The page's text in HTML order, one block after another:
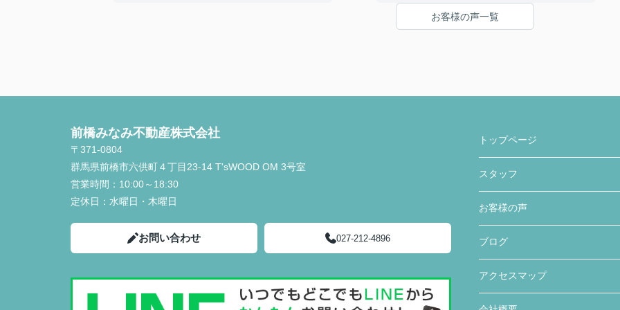
ました。本当にありがとうございました。
って相談にのっていただいたこと。
疑問点があった時にわかりやすく丁寧に説明を
していただいたこと。
住宅購入専用のLINEで連絡を取り合って、疑問
疑問点に対する返信が遅いことがなく、緊急性
のあるものはすぐ対応していただき助かりまし
住宅購入までの流れや進捗状況に応じてやるこ
とまとめたものを何度も更新し作っていただき
な複雑な手続きが円滑にでき助かりました。
お客様の声一覧
前橋みなみ不動産株式会社
〒371-0804
群馬県前橋市六供町４丁目23‐14 T'sWOOD OM 3号室
営業時間： 10:00～18:30
定休日： 水曜日・木曜日
お問い合わせ 027-212-4896
トップページ
スタッフ
お客様の声
ブログ
アクセスマップ